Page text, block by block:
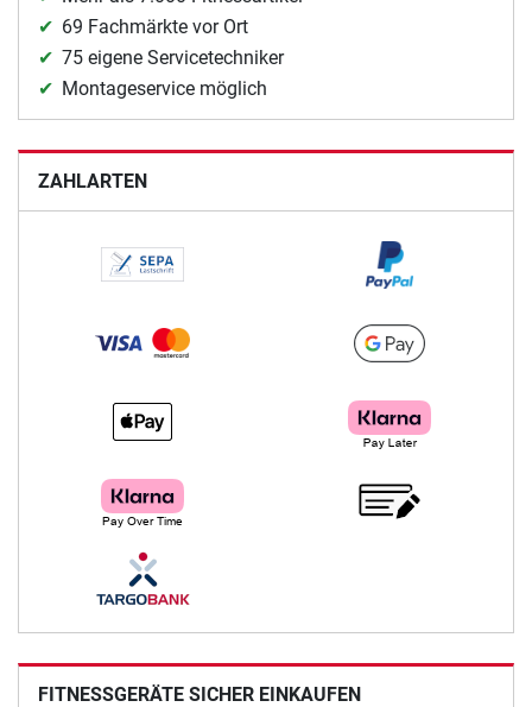
69 Fachmärkte vor Ort
75 eigene Servicetechniker
Montageservice möglich
ZAHLARTEN
FITNESSGERÄTE SICHER EINKAUFEN